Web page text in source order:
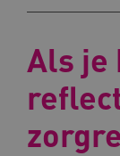
Als je